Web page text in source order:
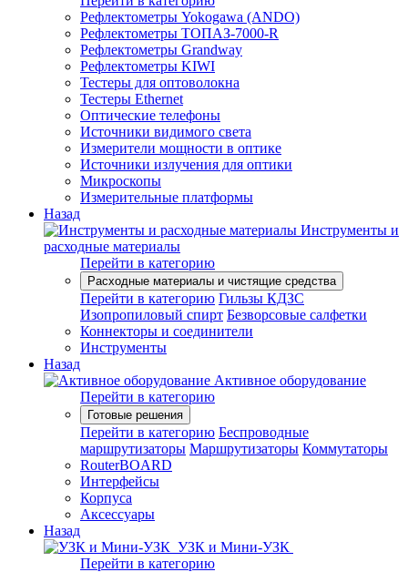
Рефлектометры Yokogawa (ANDO)
Рефлектометры ТОПАЗ-7000-R
Рефлектометры Grandway
Рефлектометры KIWI
Тестеры для оптоволокна
Тестеры Ethernet
Оптические телефоны
Источники видимого света
Измерители мощности в оптике
Источники излучения для оптики
Микроскопы
Измерительные платформы
Назад
Инструменты и
расходные материалы
Перейти в категорию
Расходные материалы и чистящие средства
Перейти в категорию Гильзы КДЗС
Изопропиловый спирт Безворсовые салфетки
Коннекторы и соединители
Инструменты
Назад
Активное оборудование
Перейти в категорию
Готовые решения
Перейти в категорию Беспроводные
маршрутизаторы Маршрутизаторы Коммутаторы
RouterBOARD
Интерфейсы
Корпуса
Аксессуары
Назад
УЗК и Мини-УЗК
Перейти в категорию